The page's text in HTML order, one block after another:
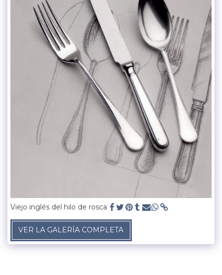
Viejo inglés del hilo de rosca
VER LA GALERÍA COMPLETA